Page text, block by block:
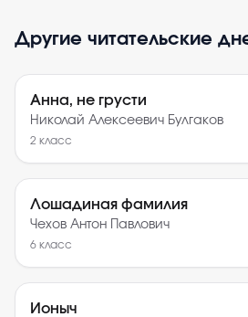
Другие читательские
Анна, не грусти
Николай Алексеевич Булгаков
2 класс
Лошадиная фамилия
Чехов Антон Павлович
6 класс
Ионыч